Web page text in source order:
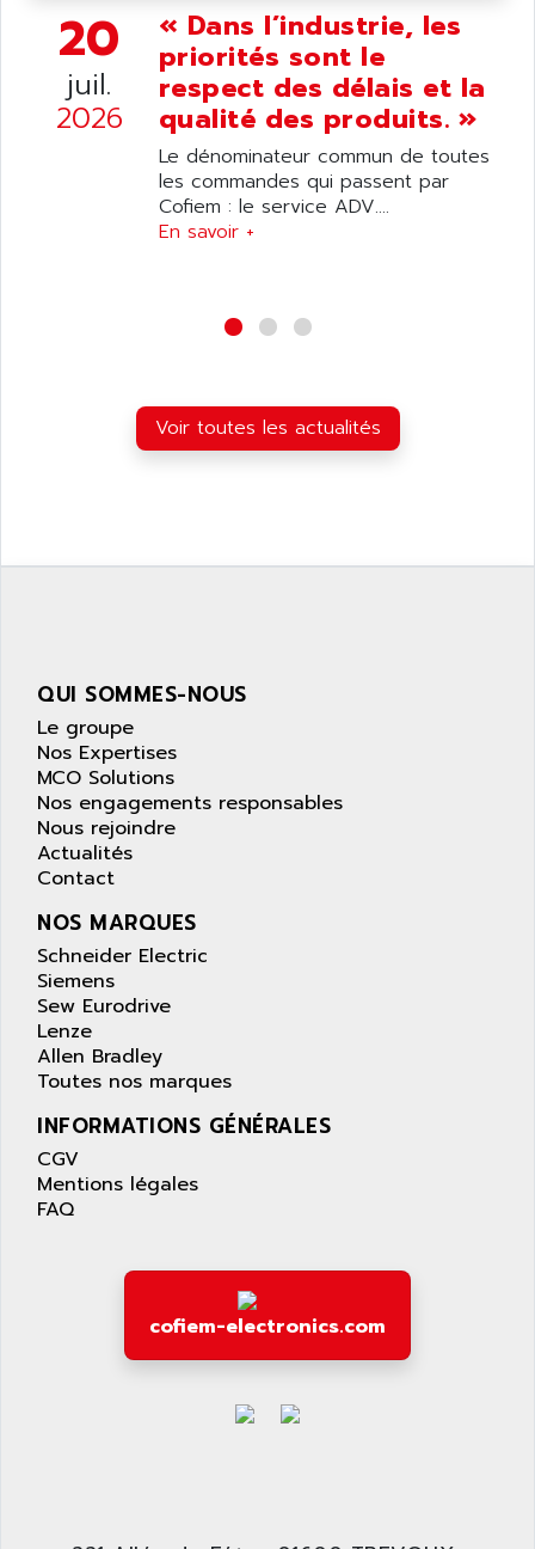
20
juil.
2026
« Dans l’industrie, les
priorités sont le
respect des délais et la
qualité des produits. »
Le dénominateur commun de toutes
les commandes qui passent par
Cofiem : le service ADV....
En savoir +
Voir toutes les actualités
QUI SOMMES-NOUS
Le groupe
Nos Expertises
MCO Solutions
Nos engagements responsables
Nous rejoindre
Actualités
Contact
NOS MARQUES
Schneider Electric
Siemens
Sew Eurodrive
Lenze
Allen Bradley
Toutes nos marques
INFORMATIONS GÉNÉRALES
CGV
Mentions légales
FAQ
cofiem-electronics.com